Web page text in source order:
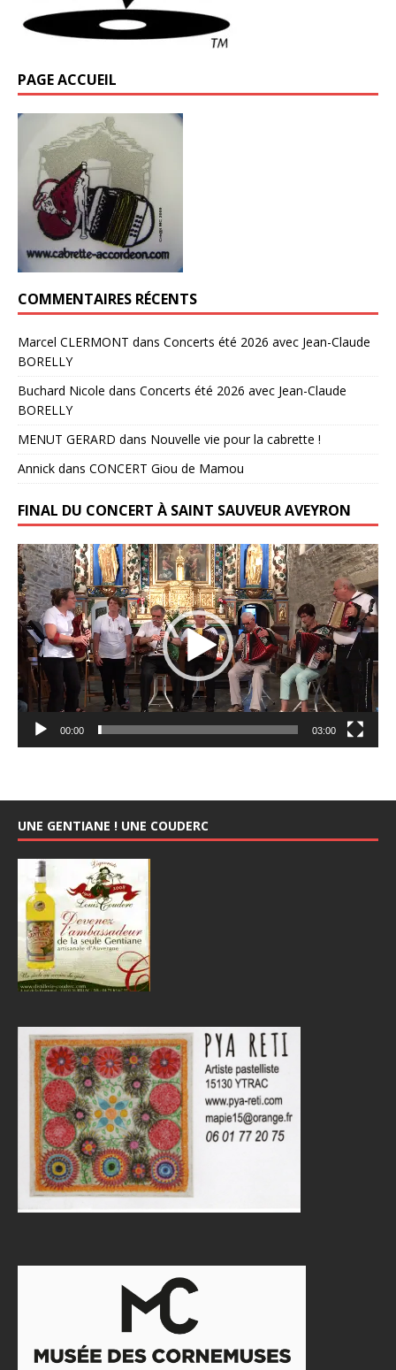
PAGE ACCUEIL
COMMENTAIRES RÉCENTS
Marcel CLERMONT dans Concerts été 2026 avec Jean-Claude
BORELLY
Buchard Nicole dans Concerts été 2026 avec Jean-Claude
BORELLY
MENUT GERARD dans Nouvelle vie pour la cabrette !
Annick dans CONCERT Giou de Mamou
FINAL DU CONCERT À SAINT SAUVEUR AVEYRON
Lecteur
vidéo
00:00 03:00
UNE GENTIANE ! UNE COUDERC